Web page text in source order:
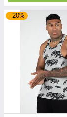
–20%